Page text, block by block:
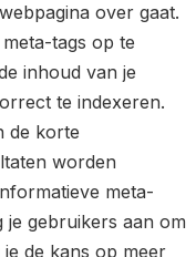
over gaat.
tags op te
inhoud van je
te indexeren.
de korte
worden
meta-
je gebruikers aan om
de kans op meer